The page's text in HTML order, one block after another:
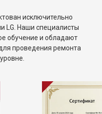
исключительно
LG. Наши специалисты
обучение и обладают
проведения ремонта